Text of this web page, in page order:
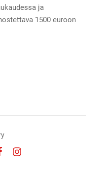
ja
1500 euroon